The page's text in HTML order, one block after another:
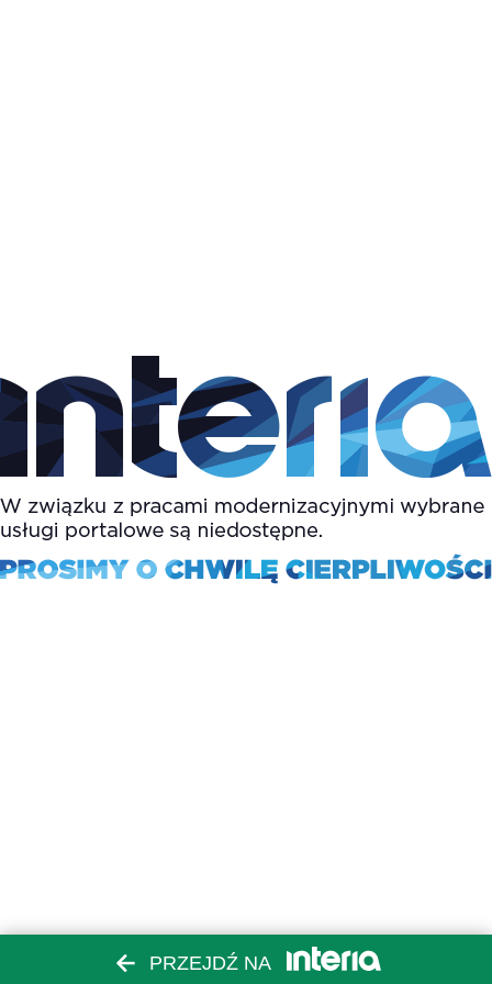
PRZEJDŹ NA